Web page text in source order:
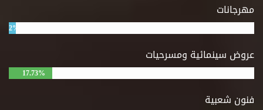
مهرجانات
2%
عروض سينمائية ومسرحيات
17.73%
فنون شعبية